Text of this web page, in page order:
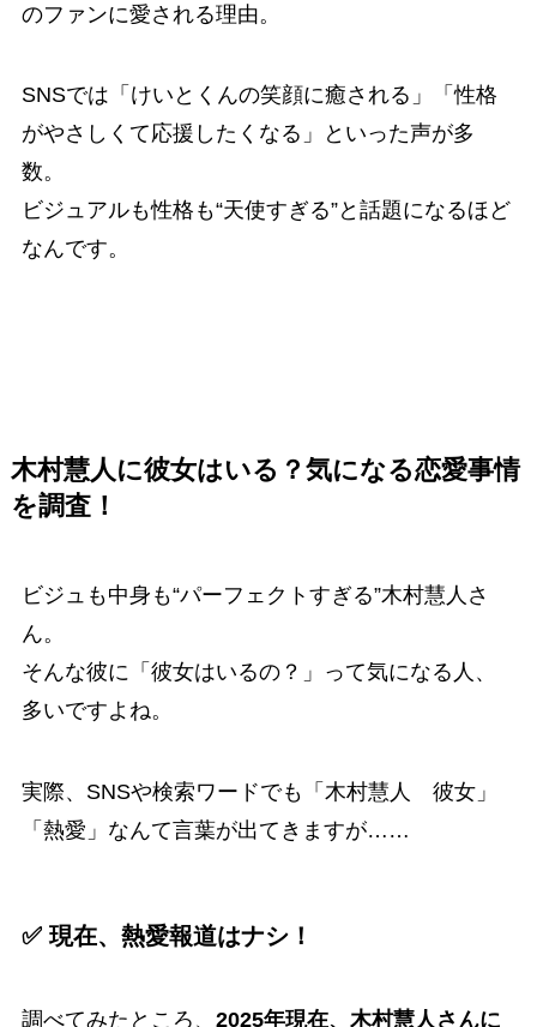
のファンに愛される理由。
SNSでは「けいとくんの笑顔に癒される」「性格
がやさしくて応援したくなる」といった声が多
数。
ビジュアルも性格も“天使すぎる”と話題になるほど
なんです。
木村慧人に彼女はいる？気になる恋愛事情
を調査！
ビジュも中身も“パーフェクトすぎる”木村慧人さ
ん。
そんな彼に「彼女はいるの？」って気になる人、
多いですよね。
実際、SNSや検索ワードでも「木村慧人 彼女」
「熱愛」なんて言葉が出てきますが……
✅ 現在、熱愛報道はナシ！
調べてみたところ、 2025年現在、木村慧人さんに